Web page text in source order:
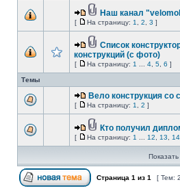
Наш канал
[ На страницу: 1 2 3 ]
Список
конструкций (с фото)
[ На страницу: 1 4 5 6 ]
Темы
Вело конструкция со
[ На страницу: 1 2 ]
Кто получил
[ На страницу: 1 12 13 14
Страница 1 из 1 [ Тем: